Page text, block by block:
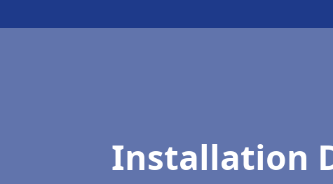
Installation